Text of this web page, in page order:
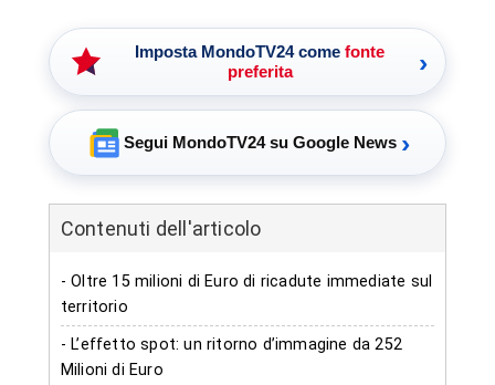
Imposta MondoTV24 come fonte
preferita
›
Segui MondoTV24 su Google News ›
Contenuti dell'articolo
- Oltre 15 milioni di Euro di ricadute immediate sul
territorio
- L’effetto spot: un ritorno d’immagine da 252
Milioni di Euro